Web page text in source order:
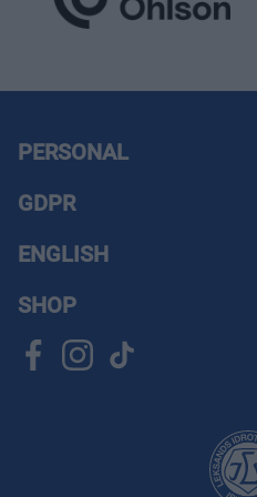
Sportbaren |
PERSONAL
GDPR
ENGLISH
SHOP